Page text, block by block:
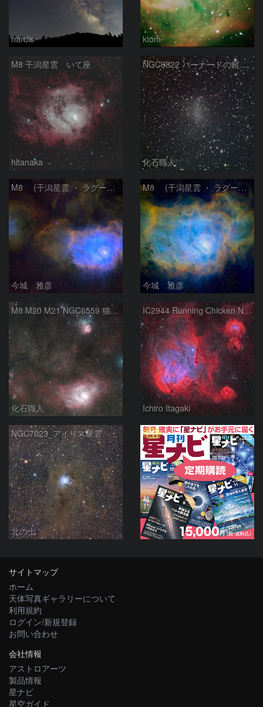
nardis ktom
M8 干潟星雲 いて座
hltanaka
NGC6822 バーナードの銀河 いて座
化石職人
M8 (干潟星雲 ・ ラグーン（Lagoon）星雲)
今城 雅彦
M8 (干潟星雲 ・ ラグーン（Lagoon）星雲)
今城 雅彦
M8 M20 M21 NGC6559 猫の手星雲 いて座
化石職人
IC2944 Running Chicken Nebula
Ichiro Itagaki
NGC7023_アイリス星雲
北の士
PR
サイトマップ
ホーム
天体写真ギャラリーについて
利用規約
ログイン/新規登録
お問い合わせ
会社情報
アストロアーツ
製品情報
星ナビ
星空ガイド